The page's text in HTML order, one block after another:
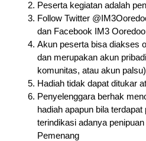
Peserta kegiatan adalah
Follow Twitter
dan Facebook IM3 Ooredoo
Akun peserta bisa diakses
dan merupakan akun
komunitas, atau akun palsu)
Hadiah tidak dapat ditukar
Penyelenggara berhak
hadiah apapun bila
terindikasi adanya
Pemenang